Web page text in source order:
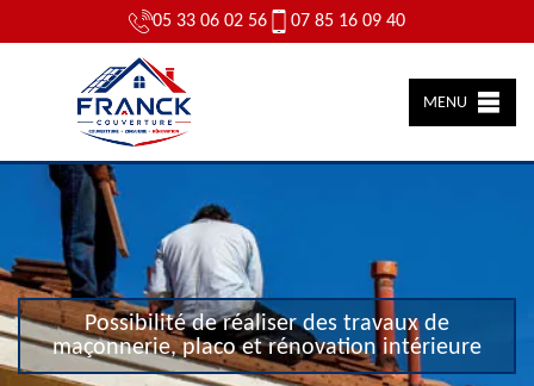
05 33 06 02 56 07 85 16 09 40
MENU
Possibilité de réaliser des travaux de
maçonnerie, placo et rénovation intérieure